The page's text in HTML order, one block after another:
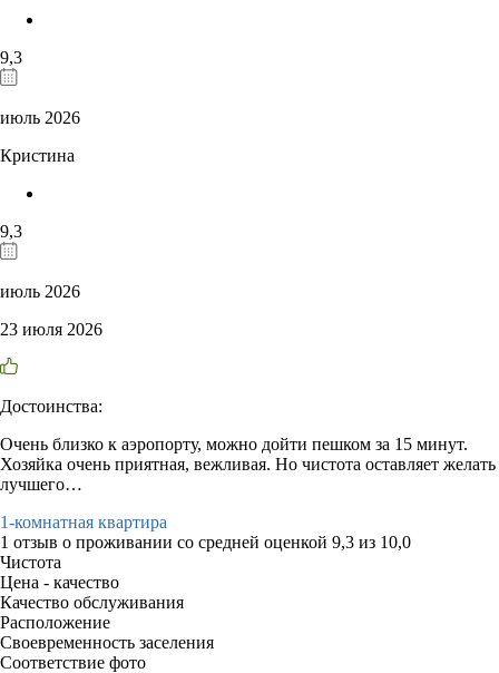
9,3
июль 2026
Кристина
9,3
июль 2026
23 июля 2026
Достоинства:
Очень близко к аэропорту, можно дойти пешком за 15 минут.
Хозяйка очень приятная, вежливая. Но чистота оставляет желать
лучшего…
1-комнатная квартира
1 отзыв о проживании со средней оценкой 9,3 из 10,0
Чистота
Цена - качество
Качество обслуживания
Расположение
Своевременность заселения
Соответствие фото